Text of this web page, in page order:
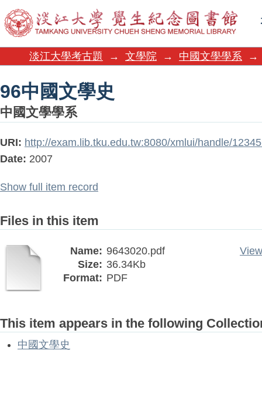
96中國文學史
淡江大學考古題 → 文學院 → 中國文學學系 →
96中國文學史
中國文學學系
URI: http://exam.lib.tku.edu.tw:8080/xmlui/handle/
Date: 2007
Show full item record
Files in this item
Name: 9643020.pdf
Size: 36.34Kb
Format: PDF
This item appears in the following
中國文學史